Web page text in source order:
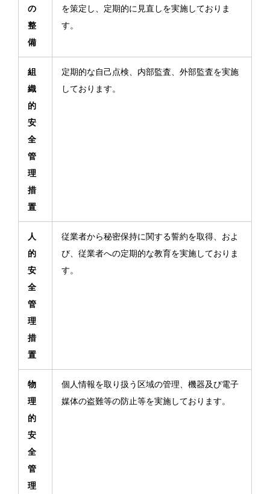
の
整
備
を策定し、定期的に見直しを実施しておりま
す。
組
織
的
安
全
管
理
措
置
定期的な自己点検、内部監査、外部監査を実施
しております。
人
的
安
全
管
理
措
置
従業者から秘密保持に関する誓約を取得、およ
び、従業者への定期的な教育を実施しておりま
す。
物
理
的
安
全
管
理
個人情報を取り扱う区域の管理、機器及び電子
媒体の盗難等の防止等を実施しております。